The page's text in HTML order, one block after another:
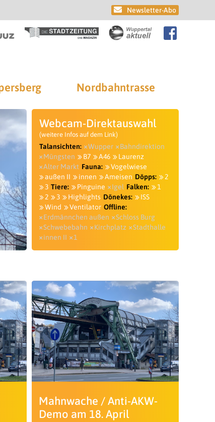
Newsletter-Abo
Nordbahntrasse
Webcam-Direktauswahl
(weitere Infos auf dem Link)
Talansichten: Wupper
Bahndirektion
Müngsten
B7 A46
Laurenz
Alter Markt Fauna:
Vogelwiese
außen II
innen Ameisen Döpps:
2
3 Tiere: Pinguine Igel Falken:
1
2
3 Highlights Dönekes:
ISS
Wind
Ventilator Offline:
Erdmännchen außen
Schloss Burg
Schwebebahn
Kirchplatz
Stadthalle
innen II
1
Mahnwache / Anti-AKW-
Demo am 18. April